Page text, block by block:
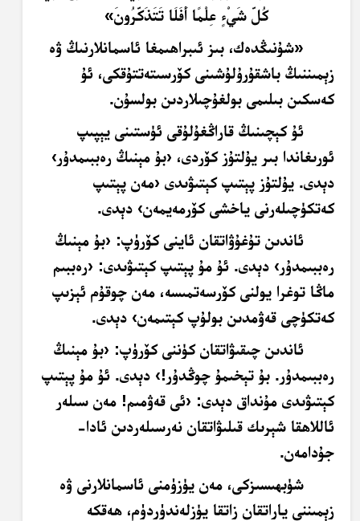
كُلَّ شَيْءٍ عِلْمًا أَفَلَا تَتَذَكَّرُونَ»
«شۇنىڭدەك، بىز ئىبراھىمغا ئاسمانلارنىڭ ۋە
زېمىننىڭ باشقۇرۇلۇشىنى كۆرسىتەتتۇقكى، ئۇ
كەسكىن بىلىمى بولغۇچىلاردىن بولسۇن.
ئۇ كېچىنىڭ قاراڭغۇلۇقى ئۈستىنى يېپىپ
ئورىغاندا بىر يۇلتۇز كۆردى، ‹بۇ مېنىڭ رەببىمدۇر›
دېدى. يۇلتۇز پېتىپ كېتىۋىدى ‹مەن پېتىپ
كەتكۈچىلەرنى ياخشى كۆرمەيمەن› دېدى.
ئاندىن تۇغۇۋاتقان ئاينى كۆرۈپ: ‹بۇ مېنىڭ
رەببىمدۇر› دېدى. ئۇ مۇ پېتىپ كېتىۋىدى: ‹رەببىم
ماڭا توغرا يولنى كۆرسەتمىسە، مەن چوقۇم ئېزىپ
كەتكۈچى قەۋمدىن بولۇپ كېتىمەن› دېدى.
ئاندىن چىقىۋاتقان كۈننى كۆرۈپ: ‹بۇ مېنىڭ
رەببىمدۇر. بۇ تېخىمۇ چوڭدۇر!› دېدى. ئۇ مۇ پېتىپ
كېتىۋىدى مۇنداق دېدى: ‹ئى قەۋمىم! مەن سىلەر
ئاللاھقا شېرىك قىلىۋاتقان نەرسىلەردىن ئادا-
جۇدامەن.
شۈبھىسىزكى، مەن يۈزۈمنى ئاسمانلارنى ۋە
زېمىننى ياراتقان زاتقا يۈزلەندۈردۈم، ھەقكە